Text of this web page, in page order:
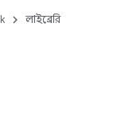
লাইব্রেরি